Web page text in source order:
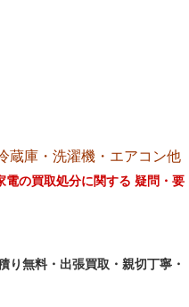
蔵庫・洗濯機・エアコン他
の買取処分に関する 疑問・要
無料・出張買取・親切丁寧・